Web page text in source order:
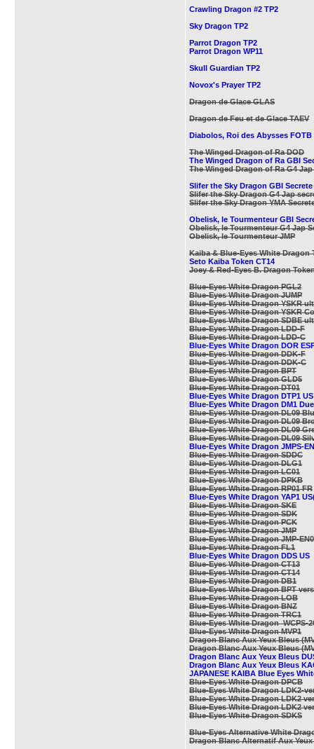
Crawling Dragon #2 TP2
Sky Dragon TP2
Parrot Dragon TP2
Parrot Dragon WP11
Skull Guardian TP2
Novox's Prayer TP2
Dragon de Glace GLAS
Dragon de Feu et de Glace TAEV
Diabolos, Roi des Abysses FOTB
The Winged Dragon of Ra DOD
The Winged Dragon of Ra GBI
The Winged Dragon of Ra G4 Jap
Slifer the Sky Dragon GBI Secrete
Slifer the Sky Dragon G4 Jap
Slifer the Sky Dragon YMA
Obelisk, le Tourmenteur GBI
Obelisk, le Tourmenteur G4 Jap
Obelisk, le Tourmenteur JMP
Kaiba & Blue-Eyes White Dragon
Seto Kaiba Token CT14
Joey & Red-Eyes B. Dragon
Blue-Eyes White Dragon PGL2
Blue-Eyes White Dragon JUMP
Blue-Eyes White Dragon YSKR
Blue-Eyes White Dragon YSKR
Blue-Eyes White Dragon SDBE
Blue-Eyes White Dragon LDD-F
Blue-Eyes White Dragon LDD-C
Blue-Eyes White Dragon DOR
Blue-Eyes White Dragon DDK-F
Blue-Eyes White Dragon DDK-C
Blue-Eyes White Dragon BPT
Blue-Eyes White Dragon GLD5
Blue-Eyes White Dragon DT01
Blue-Eyes White Dragon DTP1 US
Blue-Eyes White Dragon DM1
Blue-Eyes White Dragon DL09
Blue-Eyes White Dragon DL09
Blue-Eyes White Dragon DL09
Blue-Eyes White Dragon DL09
Blue-Eyes White Dragon JMPS-
Blue-Eyes White Dragon SDDC
Blue-Eyes White Dragon DLG1
Blue-Eyes White Dragon LC01
Blue-Eyes White Dragon DPKB
Blue-Eyes White Dragon RP01 FR
Blue-Eyes White Dragon YAP1
Blue-Eyes White Dragon SKE
Blue-Eyes White Dragon SDK
Blue-Eyes White Dragon PCK
Blue-Eyes White Dragon JMP
Blue-Eyes White Dragon JMP-
Blue-Eyes White Dragon FL1
Blue-Eyes White Dragon DDS US
Blue-Eyes White Dragon CT13
Blue-Eyes White Dragon CT14
Blue-Eyes White Dragon DB1
Blue-Eyes White Dragon BPT
Blue-Eyes White Dragon LOB
Blue-Eyes White Dragon BNZ
Blue-Eyes White Dragon TRC1
Blue-Eyes White Dragon WCPS-
Blue-Eyes White Dragon MVP1
Dragon Blanc Aux Yeux Bleus
Dragon Blanc Aux Yeux Bleus
Dragon Blanc Aux Yeux Bleus
Dragon Blanc Aux Yeux Bleus
JAPANESE KAIBA Blue Eyes
Blue-Eyes White Dragon DPCB
Blue-Eyes White Dragon LDK2-
Blue-Eyes White Dragon LDK2
Blue-Eyes White Dragon LDK2
Blue-Eyes White Dragon SDKS
Blue-Eyes Alternative White
Dragon Blanc Alternatif Aux Yeux